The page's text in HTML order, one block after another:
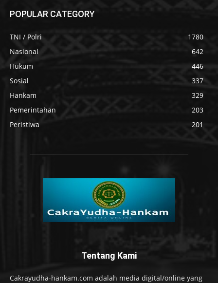
POPULAR CATEGORY
TNI / Polri
1780
Nasional
642
Hukum
446
Sosial
337
Hankam
329
Pemerintahan
203
Peristiwa
201
Tentang Kami
Cakrayudha-hankam.com adalah media digital/online yang